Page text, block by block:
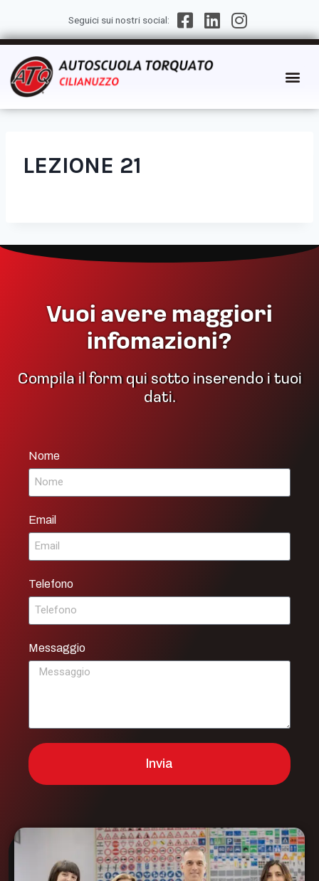
Seguici sui nostri social:
LEZIONE 21
Vuoi avere maggiori
infomazioni?
Compila il form qui sotto inserendo i tuoi
dati.
Nome
Email
Telefono
Messaggio
Invia